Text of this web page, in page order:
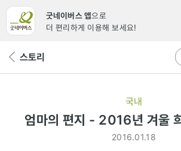
굿네이버스 앱으로
더 편리하게 이용해 보세요!
뒤 스토리
국내
엄마의 편지 - 2016년 겨울
2016.01.18